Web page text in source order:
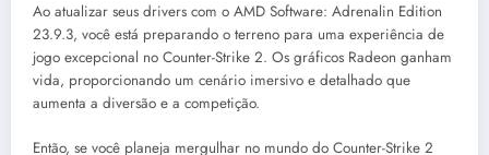
Ao atualizar seus drivers com o AMD Software: Adrenalin Edition
23.9.3, você está preparando o terreno para uma experiência de
jogo excepcional no Counter-Strike 2. Os gráficos Radeon ganham
vida, proporcionando um cenário imersivo e detalhado que
aumenta a diversão e a competição.
Então, se você planeja mergulhar no mundo do Counter-Strike 2